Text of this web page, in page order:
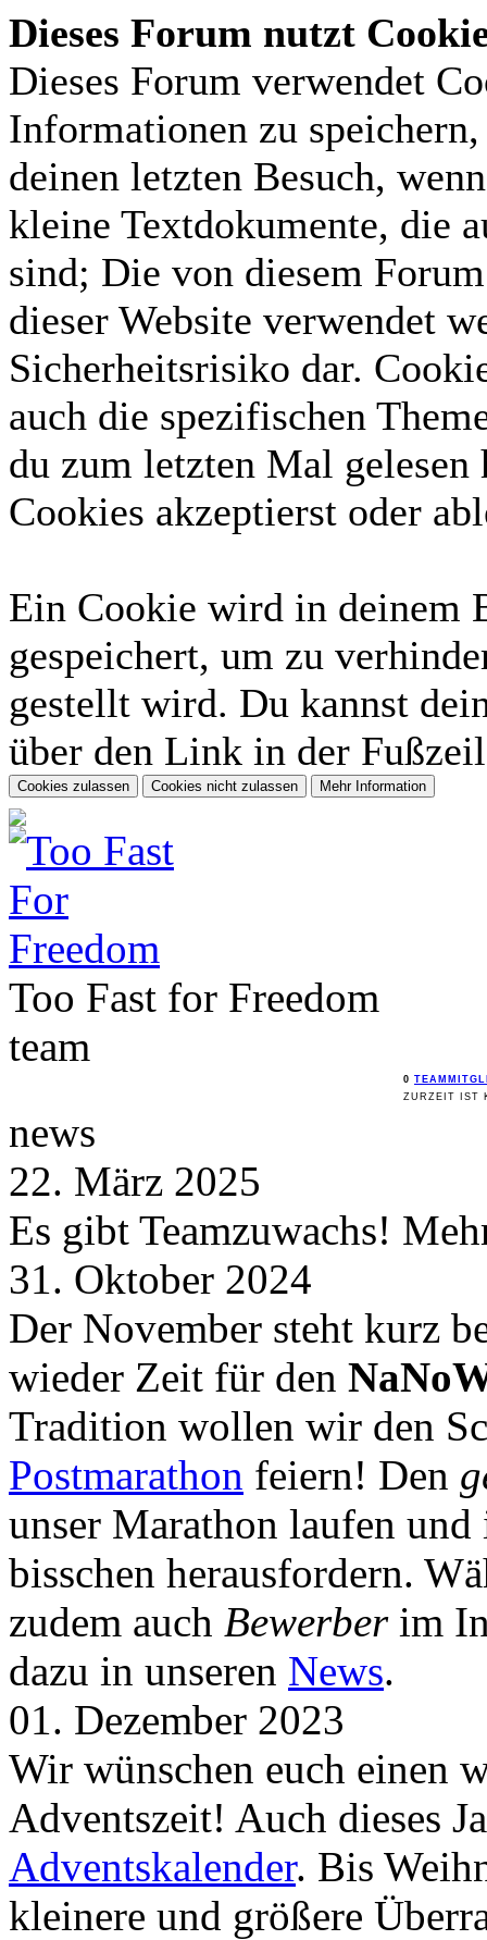
Dieses Forum nutzt
Dieses Forum verwendet
Informationen zu
deinen letzten Besuch,
kleine Textdokumente, die
sind; Die von diesem
dieser Website verwendet
Sicherheitsrisiko dar.
auch die spezifischen
du zum letzten Mal gelesen
Cookies akzeptierst oder
Ein Cookie wird in deinem
gespeichert, um zu
gestellt wird. Du kannst
über den Link in der
Too Fast for Freedom
team
0
ZURZEIT IST
news
22. März 2025
Es gibt Teamzuwachs!
31. Oktober 2024
Der November steht kurz
wieder Zeit für den
Tradition wollen wir den
Postmarathon feiern! Den
unser Marathon laufen
bisschen herausfordern.
zudem auch Bewerberim
dazu in unseren News.
01. Dezember 2023
Wir wünschen euch einen
Adventszeit! Auch dieses
Adventskalender. Bis
kleinere und größere